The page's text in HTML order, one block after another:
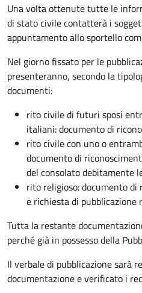
Una volta ottenute tutte le
di stato civile contatterà i
appuntamento allo sportello
Nel giorno fissato per le
presenteranno, secondo la
documenti:
rito civile di futuri sposi
italiani: documento di
rito civile con uno o
documento di
del consolato debitamente
rito religioso: documento di
e richiesta di pubblicazione
Tutta la restante
perché già in possesso della
Il verbale di pubblicazione sarà
documentazione e verificato i